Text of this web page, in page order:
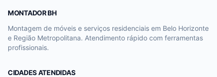
MONTADOR BH
Montagem de móveis e serviços residenciais em Belo Horizonte
e Região Metropolitana. Atendimento rápido com ferramentas
profissionais.
CIDADES ATENDIDAS